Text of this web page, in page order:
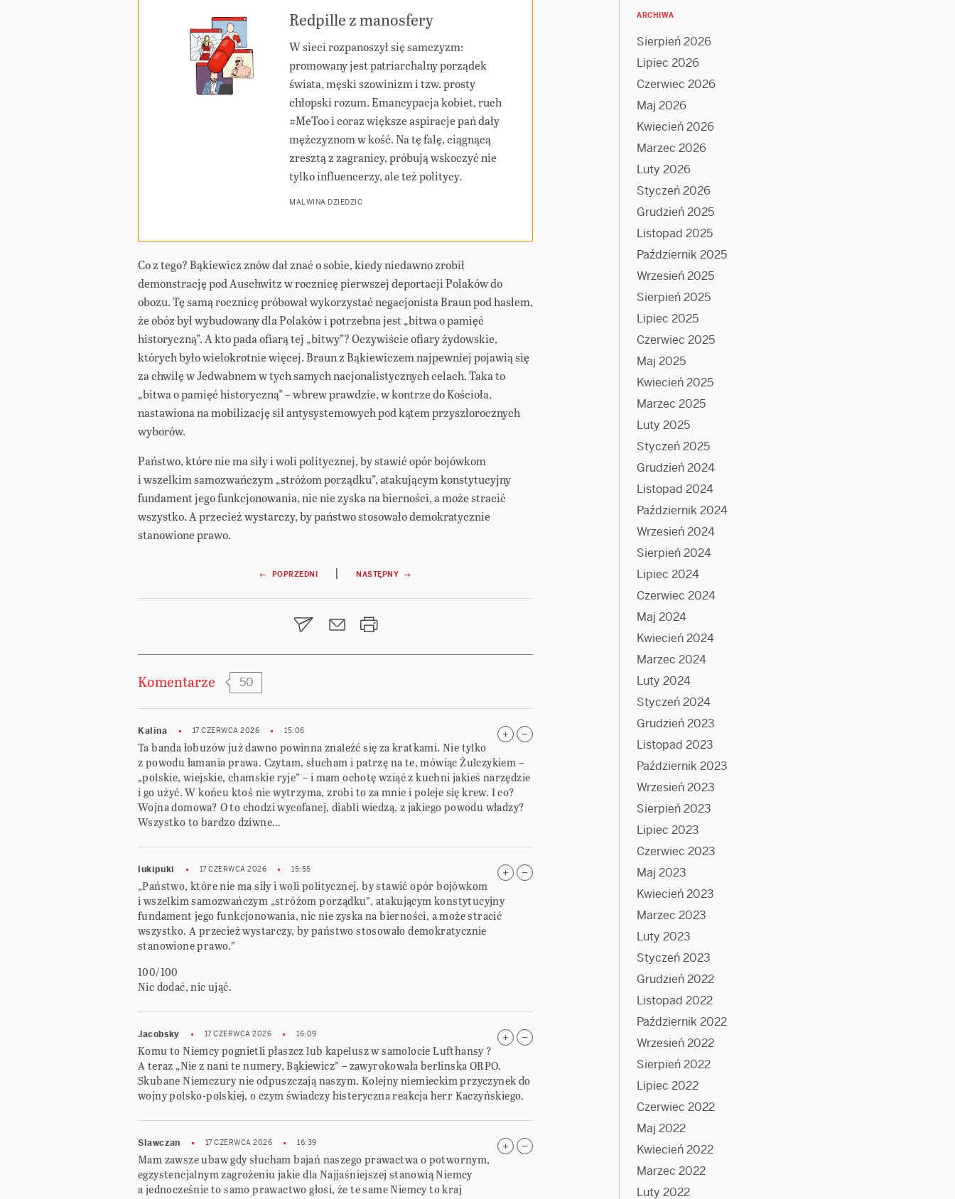
Redpille z manosfery
W sieci rozpanoszył się samczyzm:
promowany jest patriarchalny porządek
świata, męski szowinizm i tzw. prosty
chłopski rozum. Emancypacja kobiet, ruch
#MeToo i coraz większe aspiracje pań dały
mężczyznom w kość. Na tę falę, ciągnącą
zresztą z zagranicy, próbują wskoczyć nie
tylko influencerzy, ale też politycy.
MALWINA DZIEDZIC
Co z tego? Bąkiewicz znów dał znać o sobie, kiedy niedawno zrobił
demonstrację pod Auschwitz w rocznicę pierwszej deportacji Polaków do
obozu. Tę samą rocznicę próbował wykorzystać negacjonista Braun pod hasłem,
że obóz był wybudowany dla Polaków i potrzebna jest „bitwa o pamięć
historyczną”. A kto pada ofiarą tej „bitwy”? Oczywiście ofiary żydowskie,
których było wielokrotnie więcej. Braun z Bąkiewiczem najpewniej pojawią się
za chwilę w Jedwabnem w tych samych nacjonalistycznych celach. Taka to
„bitwa o pamięć historyczną” – wbrew prawdzie, w kontrze do Kościoła,
nastawiona na mobilizację sił antysystemowych pod kątem przyszłorocznych
wyborów.
Państwo, które nie ma siły i woli politycznej, by stawić opór bojówkom
i wszelkim samozwańczym „stróżom porządku”, atakującym konstytucyjny
fundament jego funkcjonowania, nic nie zyska na bierności, a może stracić
wszystko. A przecież wystarczy, by państwo stosowało demokratycznie
stanowione prawo.
wpisu
← POPRZEDNI | NASTĘPNY →
Komentarze 50
Kalina 17 CZERWCA 2026 15:06
Ta banda łobuzów już dawno powinna znaleźć się za kratkami. Nie tylko
z powodu łamania prawa. Czytam, słucham i patrzę na te, mówiąc Żulczykiem –
„polskie, wiejskie, chamskie ryje” – i mam ochotę wziąć z kuchni jakieś narzędzie
i go użyć. W końcu ktoś nie wytrzyma, zrobi to za mnie i poleje się krew. I co?
Wojna domowa? O to chodzi wycofanej, diabli wiedzą, z jakiego powodu władzy?
Wszystko to bardzo dziwne…
lukipuki 17 CZERWCA 2026 15:55
„Państwo, które nie ma siły i woli politycznej, by stawić opór bojówkom
i wszelkim samozwańczym „stróżom porządku”, atakującym konstytucyjny
fundament jego funkcjonowania, nic nie zyska na bierności, a może stracić
wszystko. A przecież wystarczy, by państwo stosowało demokratycznie
stanowione prawo.”
100/100
Nic dodać, nic ująć.
Jacobsky 17 CZERWCA 2026 16:09
Komu to Niemcy pognietli płaszcz lub kapelusz w samolocie Lufthansy ?
A teraz „Nie z nani te numery, Bąkiewicz” – zawyrokowała berlinska ORPO.
Skubane Niemczury nie odpuszczają naszym. Kolejny niemieckim przyczynek do
wojny polsko-polskiej, o czym świadczy histeryczna reakcja herr Kaczyńskiego.
Slawczan 17 CZERWCA 2026 16:39
Mam zawsze ubaw gdy słucham bajań naszego prawactwa o potwornym,
egzystencjalnym zagrożeniu jakie dla Najjaśniejszej stanowią Niemcy
a jednocześnie to samo prawactwo głosi, że te same Niemcy to kraj
ARCHIWA
Sierpień 2026
Lipiec 2026
Czerwiec 2026
Maj 2026
Kwiecień 2026
Marzec 2026
Luty 2026
Styczeń 2026
Grudzień 2025
Listopad 2025
Październik 2025
Wrzesień 2025
Sierpień 2025
Lipiec 2025
Czerwiec 2025
Maj 2025
Kwiecień 2025
Marzec 2025
Luty 2025
Styczeń 2025
Grudzień 2024
Listopad 2024
Październik 2024
Wrzesień 2024
Sierpień 2024
Lipiec 2024
Czerwiec 2024
Maj 2024
Kwiecień 2024
Marzec 2024
Luty 2024
Styczeń 2024
Grudzień 2023
Listopad 2023
Październik 2023
Wrzesień 2023
Sierpień 2023
Lipiec 2023
Czerwiec 2023
Maj 2023
Kwiecień 2023
Marzec 2023
Luty 2023
Styczeń 2023
Grudzień 2022
Listopad 2022
Październik 2022
Wrzesień 2022
Sierpień 2022
Lipiec 2022
Czerwiec 2022
Maj 2022
Kwiecień 2022
Marzec 2022
Luty 2022